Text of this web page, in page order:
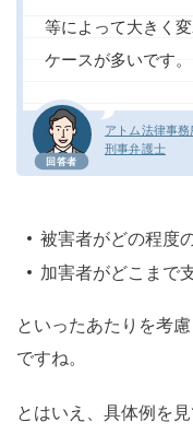
回答者
アトム法律事務
刑事弁護士
等によって大きく変
ケースが多いです。
被害者がどの程度
加害者がどこまで
といったあたりを考
ですね。
とはいえ、具体例を